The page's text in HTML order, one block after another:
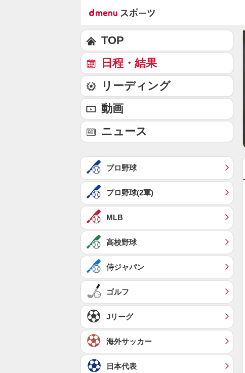
TOP
日程・結果
リーディング
動画
ニュース
プロ野球
プロ野球(2軍)
MLB
高校野球
侍ジャパン
ゴルフ
Jリーグ
海外サッカー
日本代表